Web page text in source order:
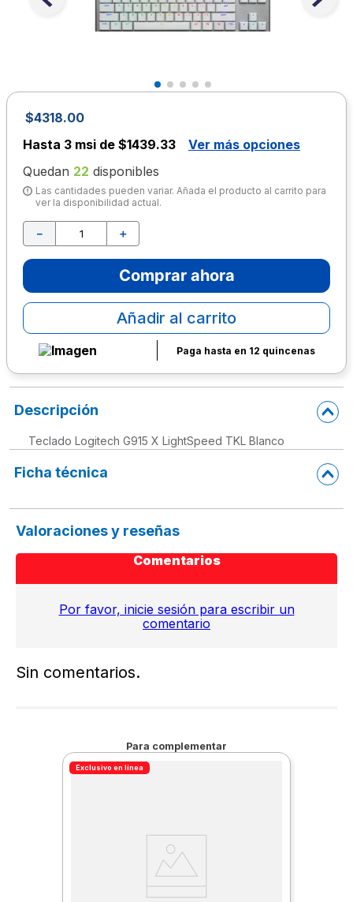
$4318.00
Hasta 3 msi de $1439.33
Ver más opciones
Quedan 22 disponibles
Las cantidades pueden variar. Añada el producto al carrito para
ver la disponibilidad actual.
＋
－
Comprar ahora
Añadir al carrito
Paga hasta en 12 quincenas
Descripción
Teclado Logitech G915 X LightSpeed TKL Blanco
Ficha técnica
Valoraciones y reseñas
Comentarios
Por favor, inicie sesión para escribir un
comentario
Sin comentarios.
Para complementar
Exclusivo en línea